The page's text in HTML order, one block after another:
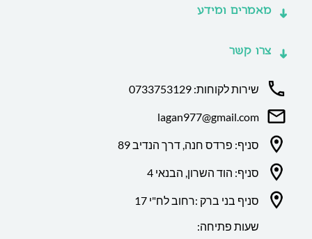
מאמרים ומידע
צרו קשר
שירות לקוחות: 0733753129
lagan977@gmail.com
סניף: פרדס חנה, דרך הנדיב 89
סניף: הוד השרון, הבנאי 4
סניף בני ברק :רחוב לח"י 17
שעות פתיחה: